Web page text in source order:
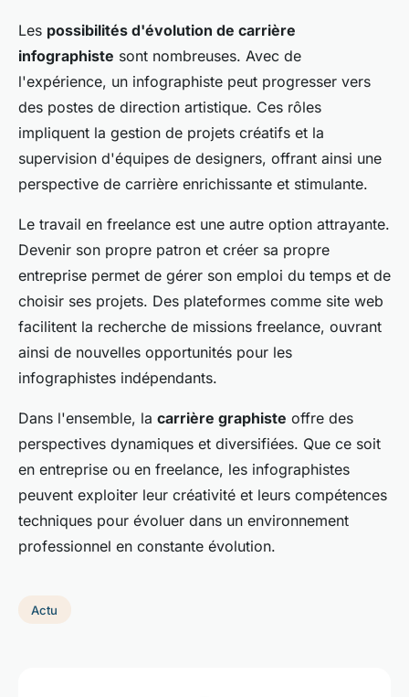
Les possibilités d'évolution de carrière
infographiste sont nombreuses. Avec de
l'expérience, un infographiste peut progresser vers
des postes de direction artistique. Ces rôles
impliquent la gestion de projets créatifs et la
supervision d'équipes de designers, offrant ainsi une
perspective de carrière enrichissante et stimulante.
Le travail en freelance est une autre option attrayante.
Devenir son propre patron et créer sa propre
entreprise permet de gérer son emploi du temps et de
choisir ses projets. Des plateformes comme site web
facilitent la recherche de missions freelance, ouvrant
ainsi de nouvelles opportunités pour les
infographistes indépendants.
Dans l'ensemble, la carrière graphiste offre des
perspectives dynamiques et diversifiées. Que ce soit
en entreprise ou en freelance, les infographistes
peuvent exploiter leur créativité et leurs compétences
techniques pour évoluer dans un environnement
professionnel en constante évolution.
Actu